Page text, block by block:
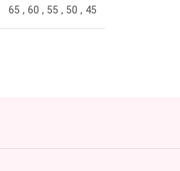
45
,
50
,
55
,
60
,
65